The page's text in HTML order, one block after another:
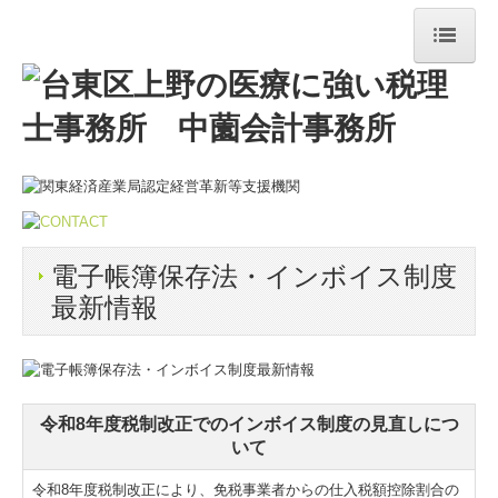
ホーム
事務所紹介
リンク集
税務・会計
創業支援・会社設立
ワンストップサービス
顧問契約の流れ
電子帳簿保存法・インボイス制度
最新情報
令和8年度税制改正でのインボイス制度の見直しにつ
いて
令和8年度税制改正により、免税事業者からの仕入税額控除割合の